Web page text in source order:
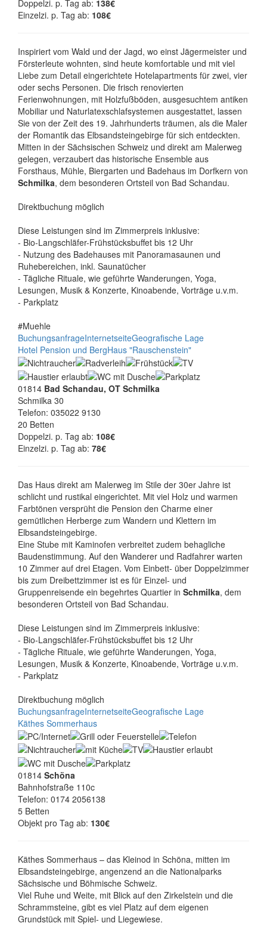
Doppelzi. p. Tag ab: 138€
Einzelzi. p. Tag ab: 108€
Inspiriert vom Wald und der Jagd, wo einst Jägermeister und
Försterleute wohnten, sind heute komfortable und mit viel
Liebe zum Detail eingerichtete Hotelapartments für zwei, vier
oder sechs Personen. Die frisch renovierten
Ferienwohnungen, mit Holzfußböden, ausgesuchtem antiken
Mobiliar und Naturlatexschlafsystemen ausgestattet, lassen
Sie von der Zeit des 19. Jahrhunderts träumen, als die Maler
der Romantik das Elbsandsteingebirge für sich entdeckten.
Mitten in der Sächsischen Schweiz und direkt am Malerweg
gelegen, verzaubert das historische Ensemble aus
Forsthaus, Mühle, Biergarten und Badehaus im Dorfkern von
Schmilka, dem besonderen Ortsteil von Bad Schandau.
Direktbuchung möglich
Diese Leistungen sind im Zimmerpreis inklusive:
- Bio-Langschläfer-Frühstücksbuffet bis 12 Uhr
- Nutzung des Badehauses mit Panoramasaunen und
Ruhebereichen, inkl. Saunatücher
- Tägliche Rituale, wie geführte Wanderungen, Yoga,
Lesungen, Musik & Konzerte, Kinoabende, Vorträge u.v.m.
- Parkplatz
#Muehle
BuchungsanfrageInternetseiteGeografische Lage
Hotel Pension und BergHaus "Rauschenstein"
01814 Bad Schandau, OT Schmilka
Schmilka 30
Telefon: 035022 9130
20 Betten
Doppelzi. p. Tag ab: 108€
Einzelzi. p. Tag ab: 78€
Das Haus direkt am Malerweg im Stile der 30er Jahre ist
schlicht und rustikal eingerichtet. Mit viel Holz und warmen
Farbtönen versprüht die Pension den Charme einer
gemütlichen Herberge zum Wandern und Klettern im
Elbsandsteingebirge.
Eine Stube mit Kaminofen verbreitet zudem behagliche
Baudenstimmung. Auf den Wanderer und Radfahrer warten
10 Zimmer auf drei Etagen. Vom Einbett- über Doppelzimmer
bis zum Dreibettzimmer ist es für Einzel- und
Gruppenreisende ein begehrtes Quartier in Schmilka, dem
besonderen Ortsteil von Bad Schandau.
Diese Leistungen sind im Zimmerpreis inklusive:
- Bio-Langschläfer-Frühstücksbuffet bis 12 Uhr
- Tägliche Rituale, wie geführte Wanderungen, Yoga,
Lesungen, Musik & Konzerte, Kinoabende, Vorträge u.v.m.
- Parkplatz
Direktbuchung möglich
BuchungsanfrageInternetseiteGeografische Lage
Käthes Sommerhaus
01814 Schöna
Bahnhofstraße 110c
Telefon: 0174 2056138
5 Betten
Objekt pro Tag ab: 130€
Käthes Sommerhaus – das Kleinod in Schöna, mitten im
Elbsandsteingebirge, angenzend an die Nationalparks
Sächsische und Böhmische Schweiz.
Viel Ruhe und Weite, mit Blick auf den Zirkelstein und die
Schrammsteine, gibt es viel Platz auf dem eigenen
Grundstück mit Spiel- und Liegewiese.